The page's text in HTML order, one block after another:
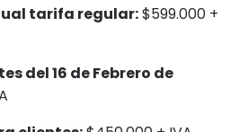
tarifa regular:$599.000 +
del 16 de Febrero de